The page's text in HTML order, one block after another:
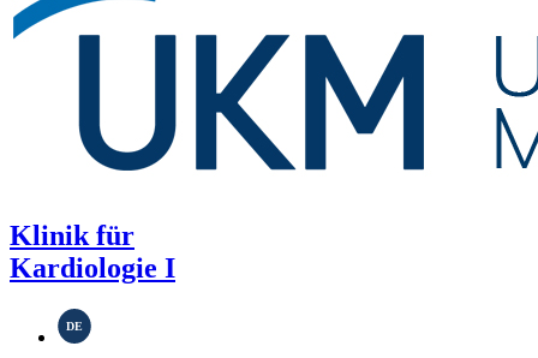
Klinik für
Kardiologie I
DE